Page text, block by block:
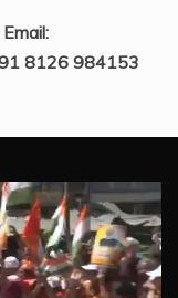
8126 984153